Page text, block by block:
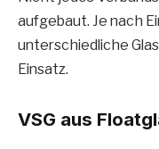
aufgebaut. Je nach
unterschiedliche
Einsatz.
VSG aus